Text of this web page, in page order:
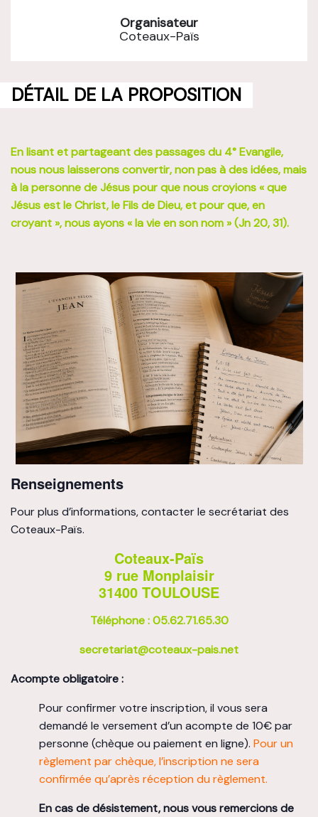
Organisateur
Coteaux-Païs
DÉTAIL DE LA PROPOSITION
En lisant et partageant des passages du 4° Evangile,
nous nous laisserons convertir, non pas à des idées, mais
à la personne de Jésus pour que nous croyions « que
Jésus est le Christ, le Fils de Dieu, et pour que, en
croyant », nous ayons « la vie en son nom » (Jn 20, 31).
Renseignements
Pour plus d’informations, contacter le secrétariat des
Coteaux-Païs.
Coteaux-Païs
9 rue Monplaisir
31400 TOULOUSE
Téléphone : 05.62.71.65.30
secretariat@coteaux-pais.net
Acompte obligatoire :
Pour confirmer votre inscription, il vous sera
demandé le versement d’un acompte de 10€ par
personne (chèque ou paiement en ligne). Pour un
règlement par chèque, l’inscription ne sera
confirmée qu’après réception du règlement.
En cas de désistement, nous vous remercions de